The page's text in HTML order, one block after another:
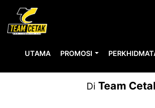
UTAMA PROMOSI
Di Team